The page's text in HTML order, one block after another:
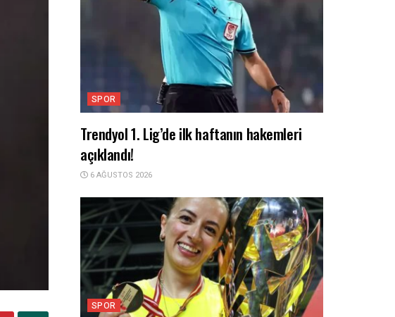
SPOR
Trendyol 1. Lig’de ilk haftanın hakemleri
açıklandı!
6 AĞUSTOS 2026
SPOR